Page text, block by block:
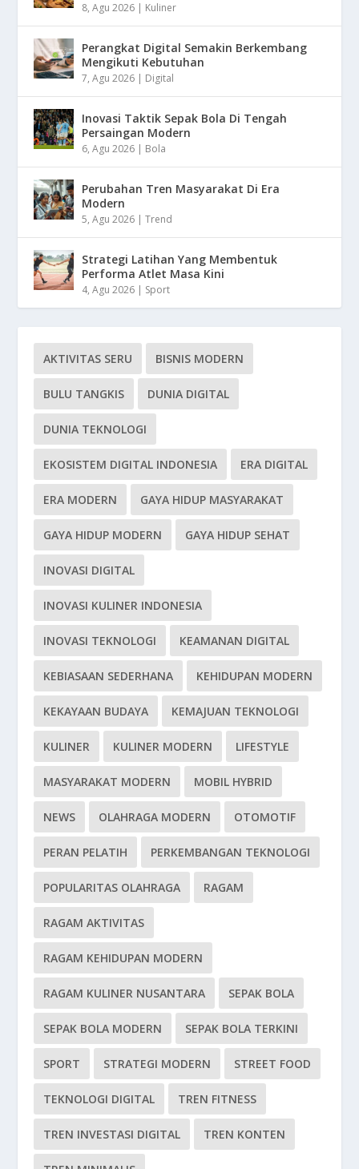
8, Agu 2026 | Kuliner
Perangkat Digital Semakin Berkembang
Mengikuti Kebutuhan
7, Agu 2026 | Digital
Inovasi Taktik Sepak Bola Di Tengah
Persaingan Modern
6, Agu 2026 | Bola
Perubahan Tren Masyarakat Di Era
Modern
5, Agu 2026 |Trend
Strategi Latihan Yang Membentuk
Performa Atlet Masa Kini
4, Agu 2026 | Sport
AKTIVITAS SERU BISNIS MODERN
BULU TANGKIS DUNIA DIGITAL
DUNIA TEKNOLOGI
EKOSISTEM DIGITAL INDONESIA ERA DIGITAL
ERA MODERN GAYA HIDUP MASYARAKAT
GAYA HIDUP MODERN GAYA HIDUP SEHAT
INOVASI DIGITAL
INOVASI KULINER INDONESIA
INOVASI TEKNOLOGI KEAMANAN DIGITAL
KEBIASAAN SEDERHANA KEHIDUPAN MODERN
KEKAYAAN BUDAYA KEMAJUAN TEKNOLOGI
KULINER KULINER MODERN LIFESTYLE
MASYARAKAT MODERN MOBIL HYBRID
NEWS OLAHRAGA MODERN OTOMOTIF
PERAN PELATIH PERKEMBANGAN TEKNOLOGI
POPULARITAS OLAHRAGA RAGAM
RAGAM AKTIVITAS
RAGAM KEHIDUPAN MODERN
RAGAM KULINER NUSANTARA SEPAK BOLA
SEPAK BOLA MODERN SEPAK BOLA TERKINI
SPORT STRATEGI MODERN STREET FOOD
TEKNOLOGI DIGITAL TREN FITNESS
TREN INVESTASI DIGITAL TREN KONTEN